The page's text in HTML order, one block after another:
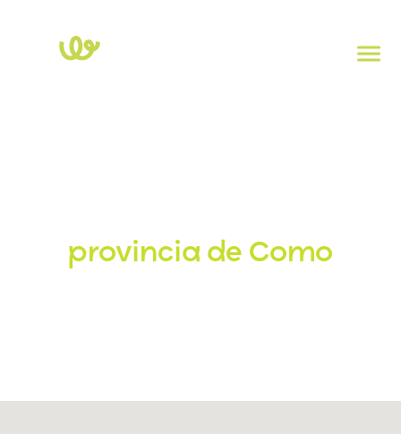
provincia de Como